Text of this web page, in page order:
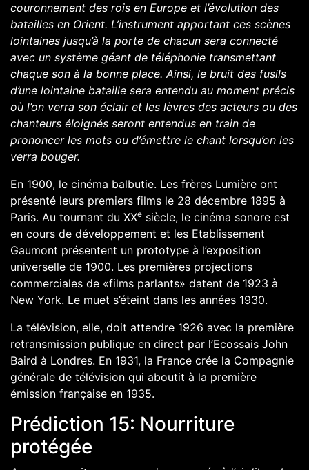
couronnement des rois en Europe et l’évolution des
batailles en Orient. L’instrument apportant ces scènes
lointaines jusqu’à la porte de chacun sera connecté
avec un système géant de téléphonie transmettant
chaque son à la bonne place. Ainsi, le bruit des fusils
d’une lointaine bataille sera entendu au moment précis
où l’on verra son éclair et les lèvres des acteurs ou des
chanteurs éloignés seront entendus en train de
prononcer les mots ou d’émettre le chant lorsqu’on les
verra bouger.
En 1900, le cinéma balbutie. Les frères Lumière ont
présenté leurs premiers films le 28 décembre 1895 à
Paris. Au tournant du XXe siècle, le cinéma sonore est
en cours de développement et les Etablissement
Gaumont présentent un prototype à l’exposition
universelle de 1900. Les premières projections
commerciales de «films parlants» datent de 1923 à
New York. Le muet s’éteint dans les années 1930.
La télévision, elle, doit attendre 1926 avec la première
retransmission publique en direct par l’Ecossais John
Baird à Londres. En 1931, la France crée la Compagnie
générale de télévision qui aboutit à la première
émission française en 1935.
Prédiction 15: Nourriture
protégée